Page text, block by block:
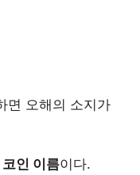
면 오해의 소지가
코인 이름이다.